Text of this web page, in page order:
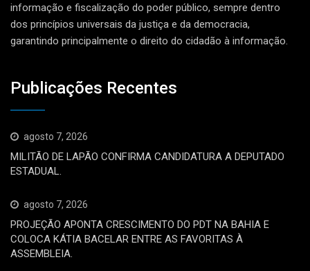
informação e fiscalização do poder público, sempre dentro
dos princípios universais da justiça e da democracia,
garantindo principalmente o direito do cidadão à informação.
Publicações Recentes
agosto 7, 2026
MILITÃO DE LAPÃO CONFIRMA CANDIDATURA A DEPUTADO
ESTADUAL.
agosto 7, 2026
PROJEÇÃO APONTA CRESCIMENTO DO PDT NA BAHIA E
COLOCA KÁTIA BACELAR ENTRE AS FAVORITAS À
ASSEMBLEIA.